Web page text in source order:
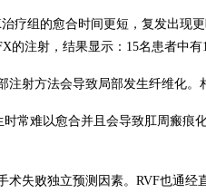
治疗组的愈合时间更短，复发出现更
的注射，结果显示： 15名患者中有
注射方法会导致局部发生纤维化。
常难以愈合并且会导致肛周瘢痕化
术失败独立预测因素。 RVF也通经